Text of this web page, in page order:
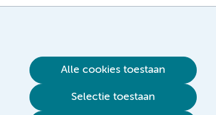
Alle cookies toestaan
Selectie toestaan